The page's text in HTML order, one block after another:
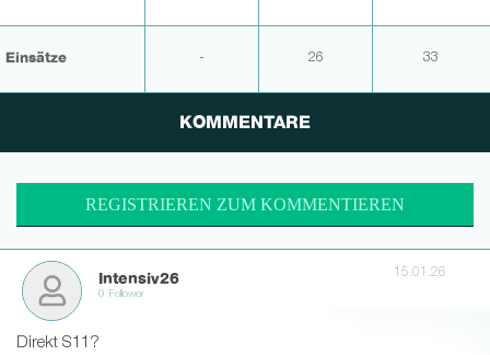
Einsätze - 26 33
KOMMENTARE
REGISTRIEREN ZUM KOMMENTIEREN
Intensiv26
0 Follower
15.01.26
Direkt S11?